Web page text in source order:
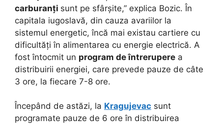
carburanți sunt pe sfârșite,” explica Bozic. În
capitala iugoslavă, din cauza avariilor la
sistemul energetic, încă mai existau cartiere cu
dificultăți în alimentarea cu energie electrică. A
fost întocmit un program de întrerupere a
distribuirii energiei, care prevede pauze de câte
3 ore, la fiecare 7-8 ore.
Începând de astăzi, la Kragujevac sunt
programate pauze de 6 ore în distribuirea